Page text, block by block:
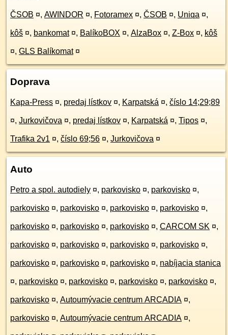
ČSOB ¤, AWINDOR ¤, Fotoramex ¤, ČSOB ¤, Uniqa ¤,
kôš ¤, bankomat ¤, BalíkoBOX ¤, AlzaBox ¤, Z-Box ¤, kôš
¤, GLS Balíkomat ¤
Doprava
Kapa-Press ¤, predaj lístkov ¤, Karpatská ¤, číslo 14;29;89
¤, Jurkovičova ¤, predaj lístkov ¤, Karpatská ¤, Tipos ¤,
Trafika 2v1 ¤, číslo 69;56 ¤, Jurkovičova ¤
Auto
Petro a spol. autodiely ¤, parkovisko ¤, parkovisko ¤,
parkovisko ¤, parkovisko ¤, parkovisko ¤, parkovisko ¤,
parkovisko ¤, parkovisko ¤, parkovisko ¤, CARCOM SK ¤,
parkovisko ¤, parkovisko ¤, parkovisko ¤, parkovisko ¤,
parkovisko ¤, parkovisko ¤, parkovisko ¤, nabíjacia stanica
¤, parkovisko ¤, parkovisko ¤, parkovisko ¤, parkovisko ¤,
parkovisko ¤, Autoumývacie centrum ARCADIA ¤,
parkovisko ¤, Autoumývacie centrum ARCADIA ¤,